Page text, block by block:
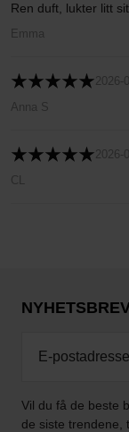
Ren duft, lukter litt
Emma
2026-
Anna S
2026-
CL
Vil du få de beste
de siste trendene,